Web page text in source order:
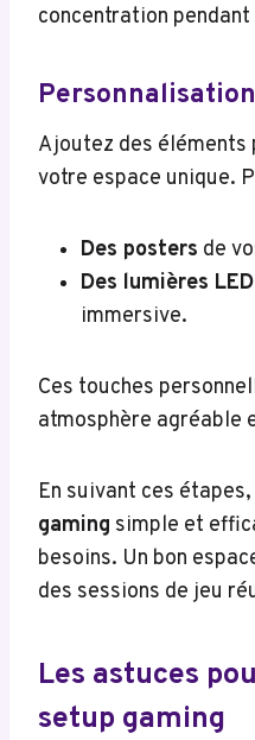
concentration
Personnalisation
Ajoutez des éléments
votre espace unique.
Des posters de
Des lumières LED
immersive.
Ces touches
atmosphère agréable
En suivant ces
gaming simple et
besoins. Un bon
des sessions de jeu
Les astuces
setup gaming